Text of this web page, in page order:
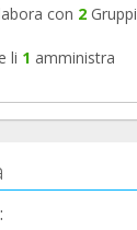
con 2 Gruppi
e li 1 amministra